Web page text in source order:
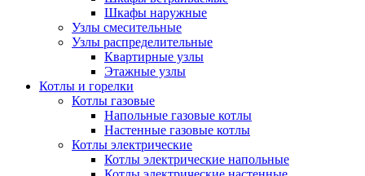
Шкафы наружные
Узлы смесительные
Узлы распределительные
Квартирные узлы
Этажные узлы
Котлы и горелки
Котлы газовые
Напольные газовые котлы
Настенные газовые котлы
Котлы электрические
Котлы электрические напольные